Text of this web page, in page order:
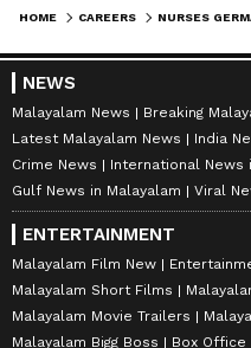
HOME CAREERS
NEWS
Malayalam News
Breaking
Latest Malayalam News
India
Crime News
International News
Gulf News in Malayalam
Viral
ENTERTAINMENT
Malayalam Film New
Malayalam Short Films
Malayalam Movie Trailers
Malayalam Bigg Boss
Box Office